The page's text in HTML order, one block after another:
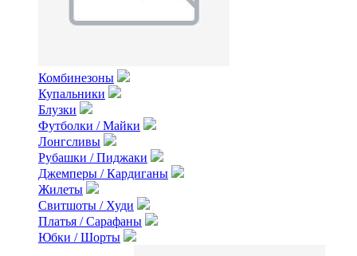
Комбинезоны
Купальники
Блузки
Футболки / Майки
Лонгсливы
Рубашки / Пиджаки
Джемперы / Кардиганы
Жилеты
Свитшоты / Худи
Платья / Сарафаны
Юбки / Шорты